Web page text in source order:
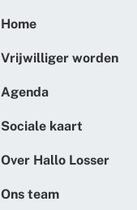
Home
Vrijwilliger worden
Agenda
Sociale kaart
Over Hallo Losser
Ons team